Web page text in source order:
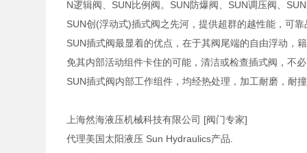
N逻辑阀、SUN比例阀。SUN防爆阀、SUN调压阀、
SUN创(浮动式)插式阀之先河，提供超群的越性能，可
SUN插式阀最显着的优点，在于其阀尾端的自由浮动，
免其内部活动组件卡住的可能，清洁或检查插式阀，不
SUN插式阀内部工作组件，均经热处理，加工耐磨，耐
上海然海液压机械科技有限公司 [阀门专家]
代理美国太阳液压 Sun Hydraulics产品.